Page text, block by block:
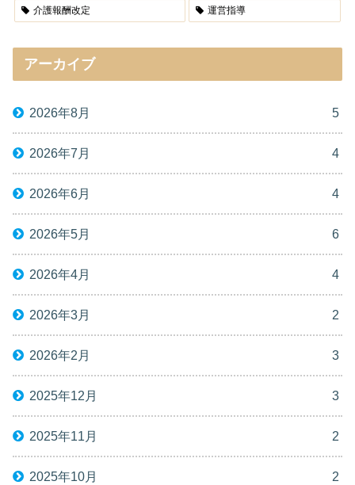
介護報酬改定 運営指導
アーカイブ
2026年8月 5
2026年7月 4
2026年6月 4
2026年5月 6
2026年4月 4
2026年3月 2
2026年2月 3
2025年12月 3
2025年11月 2
2025年10月 2